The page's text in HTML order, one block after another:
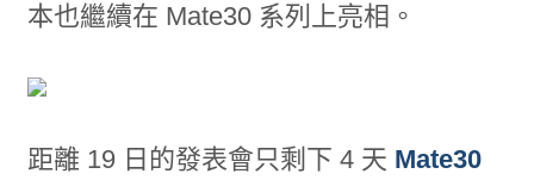
本也繼續在 Mate30 系列上亮相。
距離 19 日的發表會只剩下 4 天 Mate30